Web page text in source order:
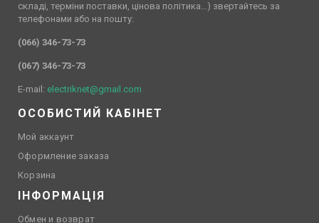
складі, терміни поставки, цінова політика…) звертайтесь за
телефонами або на пошту:
(066) 346-73-73
(067) 346-73-73
E-mail: electriknet@gmail.com
ОСОБИСТИЙ КАБІНЕТ
Мой аккаунт
Оформление заказа
Корзина
ІНФОРМАЦІЯ
Обмен и возврат